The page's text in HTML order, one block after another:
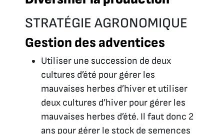
STRATÉGIE AGRONOMIQUE
Gestion des adventices
Utiliser une succession de deux
cultures d’été pour gérer les
mauvaises herbes d’hiver et utiliser
deux cultures d’hiver pour gérer les
mauvaises herbes d’été. Il faut donc 2
ans pour gérer le stock de semences